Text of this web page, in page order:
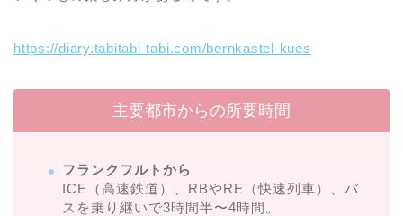
https://diary.tabitabi-tabi.com/bernkastel-kues
主要都市からの所要時間
フランクフルトから
ICE（高速鉄道）、RBやRE（快速列車）、バ
スを乗り継いで3時間半〜4時間。